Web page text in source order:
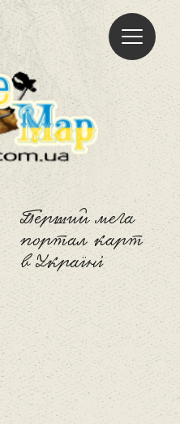
Freemap
Перший мега
портал карт
в Україні